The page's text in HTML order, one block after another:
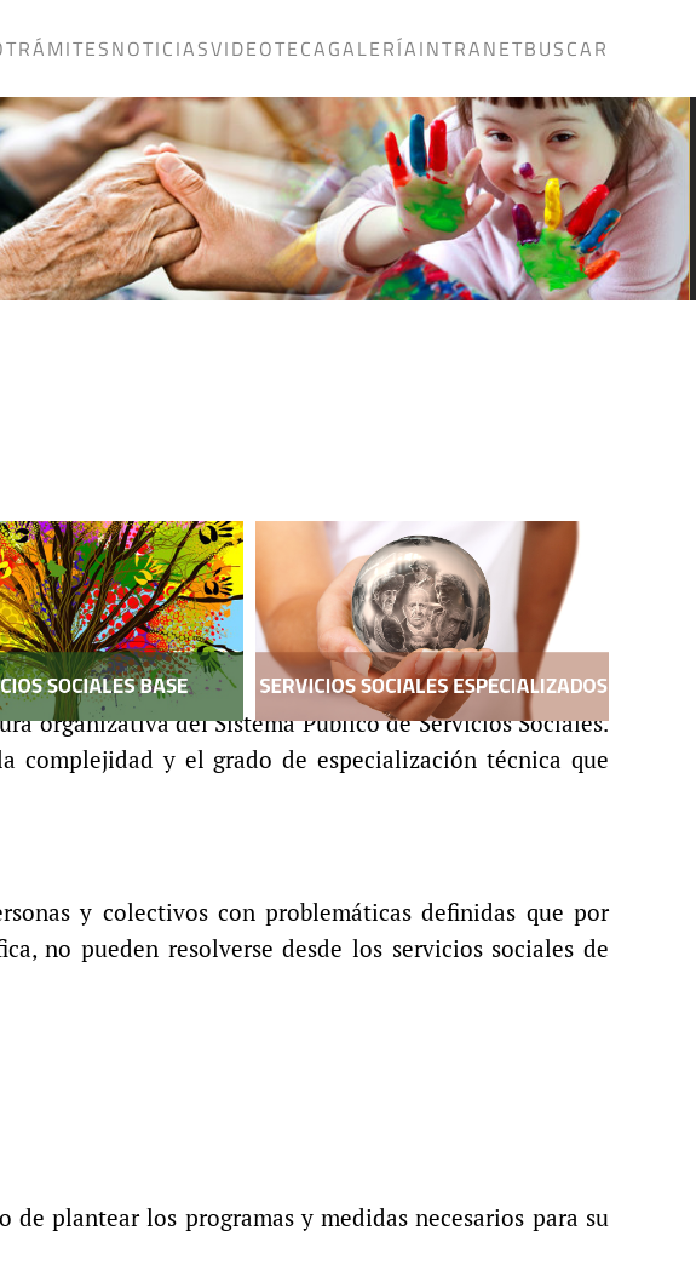
TRÁMITESNOTICIASVIDEOTECAGALERÍAINTRANETBUSCAR
organizativa del Sistema Público de Servicios Sociales.
complejidad y el grado de especialización técnica que
y colectivos con problemáticas definidas que por
no pueden resolverse desde los servicios sociales de
plantear los programas y medidas necesarios para su